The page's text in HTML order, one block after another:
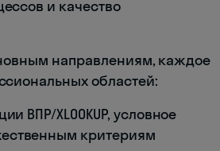
и качество
направлениям, каждое
областей:
ВПР/XLOOKUP, условное
критериям